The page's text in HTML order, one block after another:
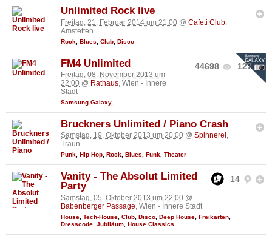
Unlimited Rock live
Freitag, 21. Februar 2014 um 21:00 @ Cafeti Club
Amstetten
Rock Blues Club Disco
44698 127
FM4 Unlimited
Freitag, 08. November 2013 um
22:00 @ Rathaus, Wien - Innere
Stadt
Samsung Galaxy,
Bruckners Unlimited / Piano Crash
Samstag, 19. Oktober 2013 um 20:00 @ Spinnerei,
Traun
Punk, Hip Hop, Rock, Blues, Funk, Theater
14
Vanity - The Absolut Limited
Party
Samstag, 05. Oktober 2013 um 22:00 @
Babenberger Passage , Wien - Innere Stadt
House Tech-House Club Disco Deep House Freikarten
Dresscode Jubiläum House Classics